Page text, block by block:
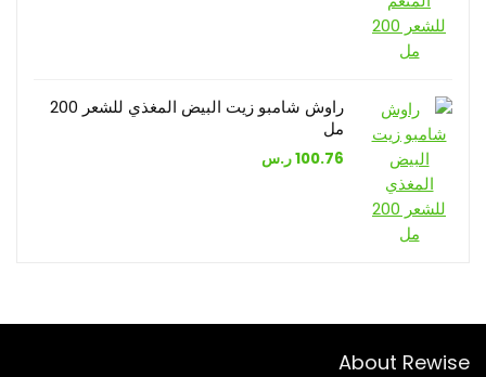
راوش شامبو زيت البيض المغذي للشعر 200
مل
100.76ر.س
About Rewise